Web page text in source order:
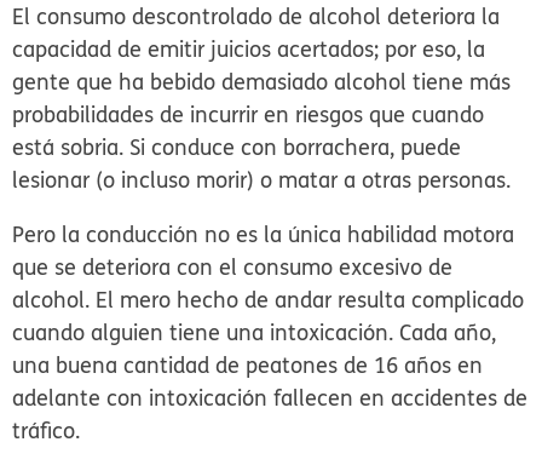
El consumo descontrolado de alcohol deteriora la
capacidad de emitir juicios acertados; por eso, la
gente que ha bebido demasiado alcohol tiene más
probabilidades de incurrir en riesgos que cuando
está sobria. Si conduce con borrachera, puede
lesionar (o incluso morir) o matar a otras personas.
Pero la conducción no es la única habilidad motora
que se deteriora con el consumo excesivo de
alcohol. El mero hecho de andar resulta complicado
cuando alguien tiene una intoxicación. Cada año,
una buena cantidad de peatones de 16 años en
adelante con intoxicación fallecen en accidentes de
tráfico.